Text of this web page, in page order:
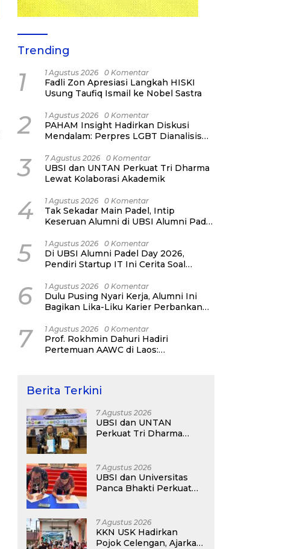
Trending
1 1 Agustus 2026 0 Komentar
Fadli Zon Apresiasi Langkah HISKI
Usung Taufiq Ismail ke Nobel Sastra
2 1 Agustus 2026 0 Komentar
PAHAM Insight Hadirkan Diskusi
Mendalam: Perpres LGBT Dianalisis
Bukan Ancaman Individual
3 7 Agustus 2026 0 Komentar
UBSI dan UNTAN Perkuat Tri Dharma
Lewat Kolaborasi Akademik
4 1 Agustus 2026 0 Komentar
Tak Sekadar Main Padel, Intip
Keseruan Alumni di UBSI Alumni Padel
5 1 Agustus 2026 0 Komentar
Di UBSI Alumni Padel Day 2026,
Pendiri Startup IT Ini Cerita Soal
Network Alumni
6 1 Agustus 2026 0 Komentar
Dulu Pusing Nyari Kerja, Alumni Ini
Bagikan Lika-Liku Karier Perbankan
Day 2026
7 1 Agustus 2026 0 Komentar
Prof. Rokhmin Dahuri Hadiri
Pertemuan AAWC di Laos:
Berita Terkini
7 Agustus 2026
UBSI dan UNTAN
Perkuat Tri Dharma
7 Agustus 2026
UBSI dan Universitas
Panca Bhakti Perkuat
7 Agustus 2026
KKN USK Hadirkan
Pojok Celengan, Ajarkan